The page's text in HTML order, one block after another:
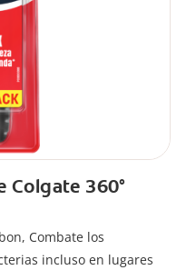
Colgate 360°
Combate los
incluso en lugares